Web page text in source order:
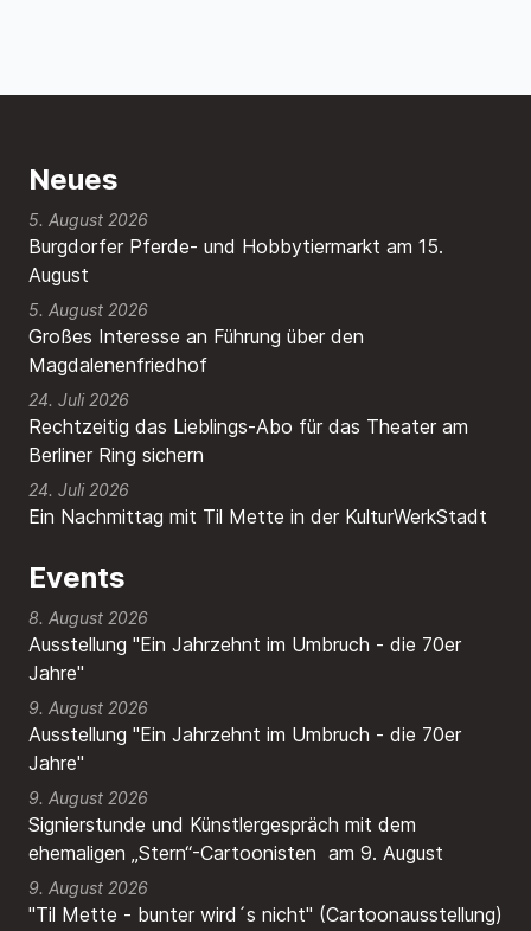
Neues
Burgdorfer Pferde- und Hobbytiermarkt am 15.
August
5. August 2026
Großes Interesse an Führung über den
Magdalenenfriedhof
5. August 2026
Rechtzeitig das Lieblings-Abo für das Theater am
Berliner Ring sichern
24. Juli 2026
Ein Nachmittag mit Til Mette in der KulturWerkStadt
24. Juli 2026
Events
8. August 2026
Ausstellung "Ein Jahrzehnt im Umbruch - die 70er
Jahre"
9. August 2026
Ausstellung "Ein Jahrzehnt im Umbruch - die 70er
Jahre"
9. August 2026
Signierstunde und Künstlergespräch mit dem
ehemaligen „Stern“-Cartoonisten am 9. August
9. August 2026
"Til Mette - bunter wird´s nicht" (Cartoonausstellung)